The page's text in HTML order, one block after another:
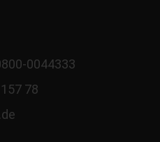
0044333
78